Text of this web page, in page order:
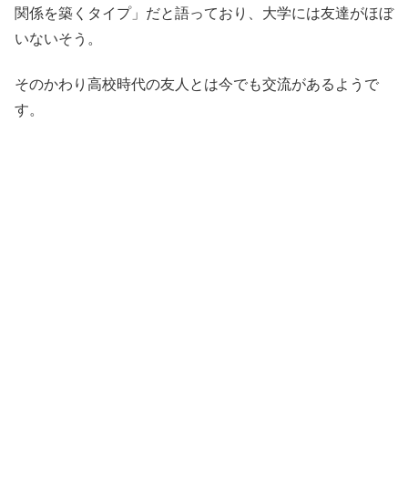
関係を築くタイプ」だと語っており、大学には友達がほぼ
いないそう。
そのかわり高校時代の友人とは今でも交流があるようで
す。